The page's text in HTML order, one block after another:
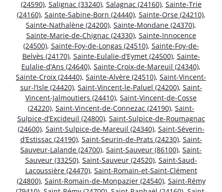
(24590), Salignac (33240), Salagnac (24160), Sainte-Trie
(24160), Sainte-Sabine-Born (24440), Sainte-Orse (24210),
Sainte-Nathalène (24200), Sainte-Mondane (24370),
Sainte-Marie-de-Chignac (24330), Sainte-Innocence
(24500), Sainte-Foy-de-Longas (24510), Sainte-Foy-de-
Belvès (24170), Sainte-Eulalie-d’Eymet (24500), Sainte-
Eulalie-d’Ans (24640), Sainte-Croix-de-Mareuil (24340),
Sainte-Croix (24440), Sainte-Alvère (24510), Saint-Vincent-
sur-l’Isle (24420), Saint-Vincent-le-Paluel (24200), Saint-
Vincent-Jalmoutiers (24410), Saint-Vincent-de-Cosse
(24220), Saint-Vincent-de-Connezac (24190), Saint-
Sulpice-d’Excideuil (24800), Saint-Sulpice-de-Roumagnac
(24600), Saint-Sulpice-de-Mareuil (24340), Saint-Séverin-
d’Estissac (24190), Saint-Seurin-de-Prats (24230), Saint-
Sauveur-Lalande (24700), Saint-Sauveur (86100), Saint-
Sauveur (33250), Saint-Sauveur (24520), Saint-Saud-
Lacoussière (24470), Saint-Romain-et-Saint-Clément
(24800), Saint-Romain-de-Monpazier (24540), Saint-Rémy